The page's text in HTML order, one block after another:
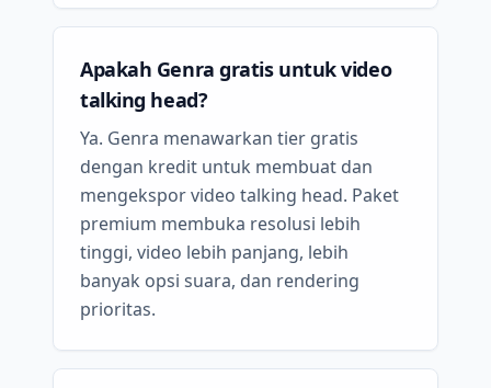
Apakah Genra gratis untuk video
talking head?
Ya. Genra menawarkan tier gratis
dengan kredit untuk membuat dan
mengekspor video talking head. Paket
premium membuka resolusi lebih
tinggi, video lebih panjang, lebih
banyak opsi suara, dan rendering
prioritas.